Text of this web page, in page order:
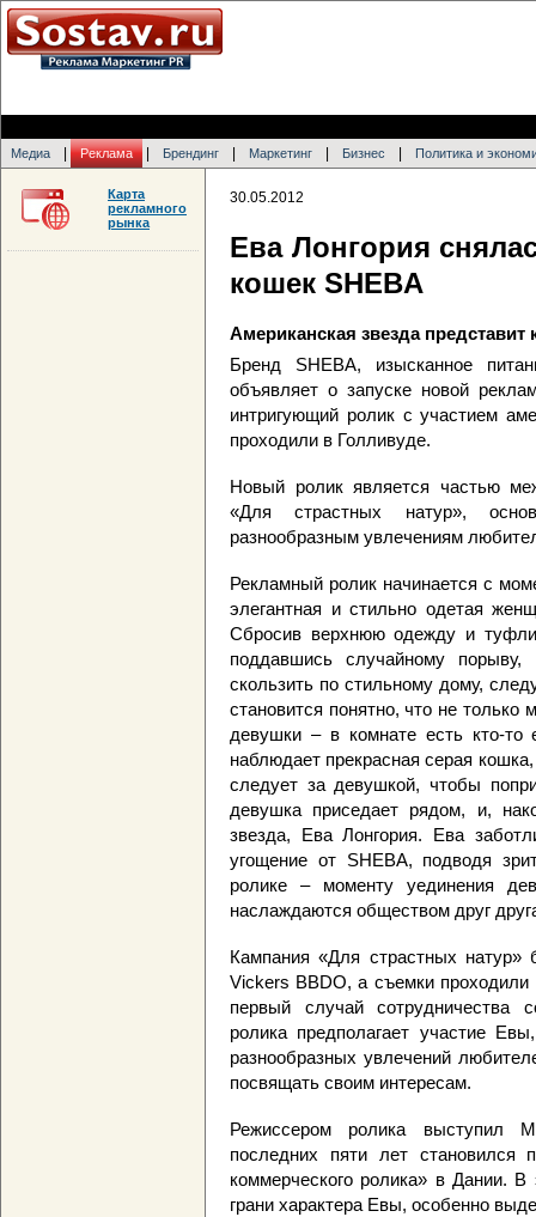
Медиа Реклама Брендинг Маркетинг Бизнес Политика и
30.05.2012
Ева Лонгория
кошек SHEBA
Американская звезда
Бренд SHEBA, изысканное
объявляет о запуске новой
интригующий ролик с участием
проходили в Голливуде.
Новый ролик является частью
«Для страстных натур»,
разнообразным увлечениям
Рекламный ролик начинается с
элегантная и стильно одетая
Сбросив верхнюю одежду и
поддавшись случайному порыву,
скользить по стильному дому,
становится понятно, что не
девушки – в комнате есть кто-
наблюдает прекрасная серая
следует за девушкой, чтобы
девушка приседает рядом, и,
звезда, Ева Лонгория. Ева
угощение от SHEBA, подводя
ролике – моменту уединения
наслаждаются обществом друг
Кампания «Для страстных натур»
Vickers BBDO, а съемки
первый случай сотрудничества
ролика предполагает участие
разнообразных увлечений
посвящать своим интересам.
Режиссером ролика выступил
последних пяти лет становился
коммерческого ролика» в Дании.
грани характера Евы, особенно
Карта
рекламного
рынка